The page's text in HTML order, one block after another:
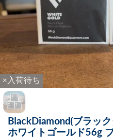
×入荷待ち
BlackDiamond(ブラッ
ホワイトゴールド56g